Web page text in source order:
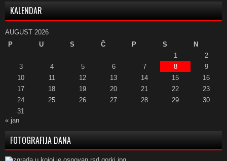
KALENDAR
AUGUST 2026
P
U S Č P S
N
1
2
3
4 5 6 7 8
9
10
11 12 13 14 15
16
17
18 19 20 21 22
23
24
25 26 27 28 29
30
31
« jan
FOTOGRAFIJA DANA